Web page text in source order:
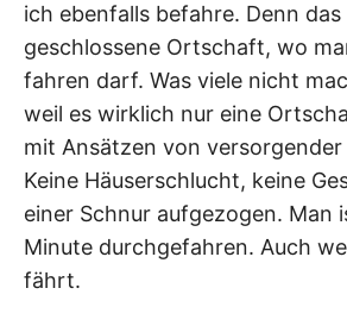
ich ebenfalls befahre. Denn
geschlossene Ortschaft, wo
fahren darf. Was viele nicht
weil es wirklich nur eine
mit Ansätzen von
Keine Häuserschlucht, keine
einer Schnur aufgezogen. Man
Minute durchgefahren. Auch
fährt.